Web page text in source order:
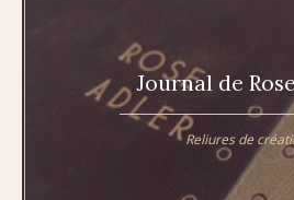
Journal de
Reliures de